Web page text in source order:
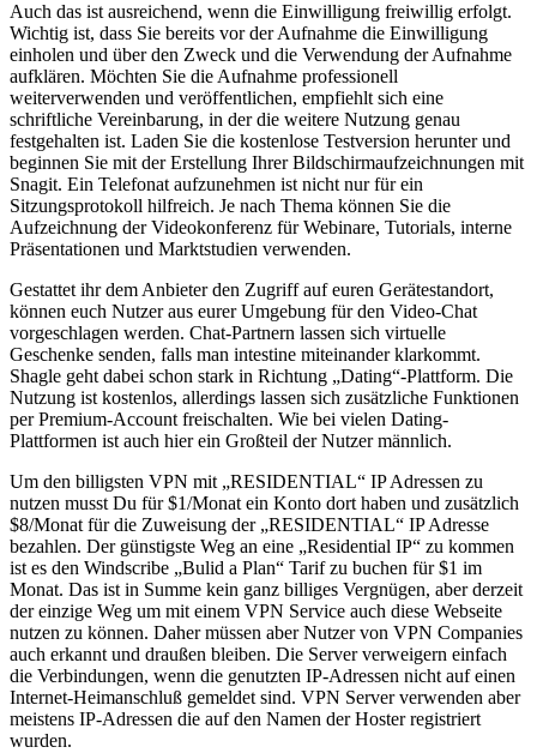
Auch das ist ausreichend, wenn die Einwilligung freiwillig erfolgt.
Wichtig ist, dass Sie bereits vor der Aufnahme die Einwilligung
einholen und über den Zweck und die Verwendung der Aufnahme
aufklären. Möchten Sie die Aufnahme professionell
weiterverwenden und veröffentlichen, empfiehlt sich eine
schriftliche Vereinbarung, in der die weitere Nutzung genau
festgehalten ist. Laden Sie die kostenlose Testversion herunter und
beginnen Sie mit der Erstellung Ihrer Bildschirmaufzeichnungen mit
Snagit. Ein Telefonat aufzunehmen ist nicht nur für ein
Sitzungsprotokoll hilfreich. Je nach Thema können Sie die
Aufzeichnung der Videokonferenz für Webinare, Tutorials, interne
Präsentationen und Marktstudien verwenden.
Gestattet ihr dem Anbieter den Zugriff auf euren Gerätestandort,
können euch Nutzer aus eurer Umgebung für den Video-Chat
vorgeschlagen werden. Chat-Partnern lassen sich virtuelle
Geschenke senden, falls man intestine miteinander klarkommt.
Shagle geht dabei schon stark in Richtung „Dating“-Plattform. Die
Nutzung ist kostenlos, allerdings lassen sich zusätzliche Funktionen
per Premium-Account freischalten. Wie bei vielen Dating-
Plattformen ist auch hier ein Großteil der Nutzer männlich.
Um den billigsten VPN mit „RESIDENTIAL“ IP Adressen zu
nutzen musst Du für $1/Monat ein Konto dort haben und zusätzlich
$8/Monat für die Zuweisung der „RESIDENTIAL“ IP Adresse
bezahlen. Der günstigste Weg an eine „Residential IP“ zu kommen
ist es den Windscribe „Bulid a Plan“ Tarif zu buchen für $1 im
Monat. Das ist in Summe kein ganz billiges Vergnügen, aber derzeit
der einzige Weg um mit einem VPN Service auch diese Webseite
nutzen zu können. Daher müssen aber Nutzer von VPN Companies
auch erkannt und draußen bleiben. Die Server verweigern einfach
die Verbindungen, wenn die genutzten IP-Adressen nicht auf einen
Internet-Heimanschluß gemeldet sind. VPN Server verwenden aber
meistens IP-Adressen die auf den Namen der Hoster registriert
wurden.